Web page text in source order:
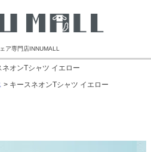
ア専門店INNUMALL
ネオンTシャツ イエロー
キースネオンTシャツ イエロー